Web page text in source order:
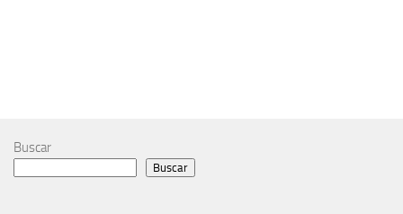
Buscar
Buscar